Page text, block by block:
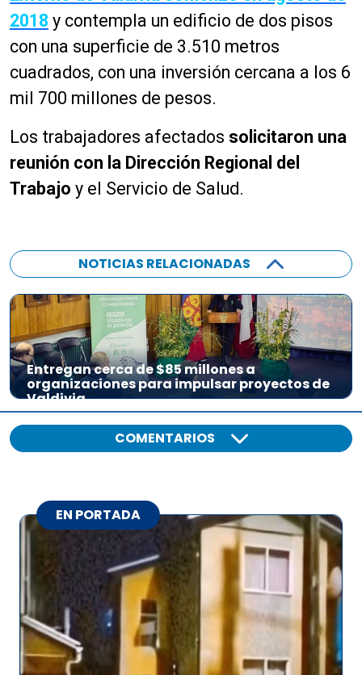
2018 y contempla un edificio de dos pisos
con una superficie de 3.510 metros
cuadrados, con una inversión cercana a los 6
mil 700 millones de pesos.
Los trabajadores afectados solicitaron una
reunión con la Dirección Regional del
Trabajo y el Servicio de Salud.
NOTICIAS RELACIONADAS
Entregan cerca de $85 millones a
organizaciones para impulsar proyectos de
Valdivia
COMENTARIOS
EN PORTADA